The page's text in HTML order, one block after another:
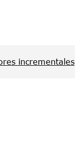
incrementales